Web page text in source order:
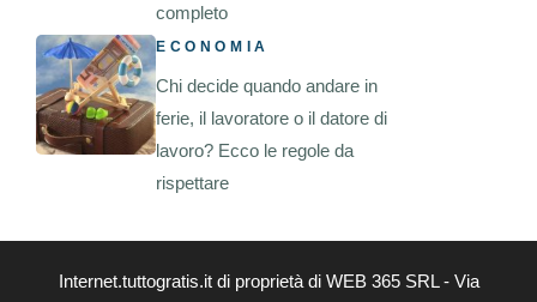
completo
ECONOMIA
Chi decide quando andare in
ferie, il lavoratore o il datore di
lavoro? Ecco le regole da
rispettare
Internet.tuttogratis.it di proprietà di WEB 365 SRL - Via